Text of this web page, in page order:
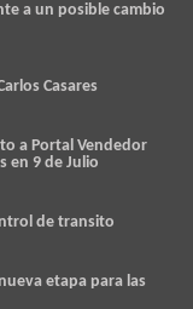
a un posible cambio
Casares
a Portal Vendedor
en 9 de Julio
de transito
etapa para las